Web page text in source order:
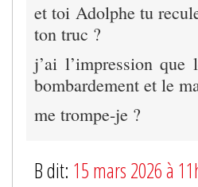
et toi Adolphe tu
ton truc ?
j’ai l’impression
bombardement et le
me trompe-je ?
B dit: 15 mars 2026 à